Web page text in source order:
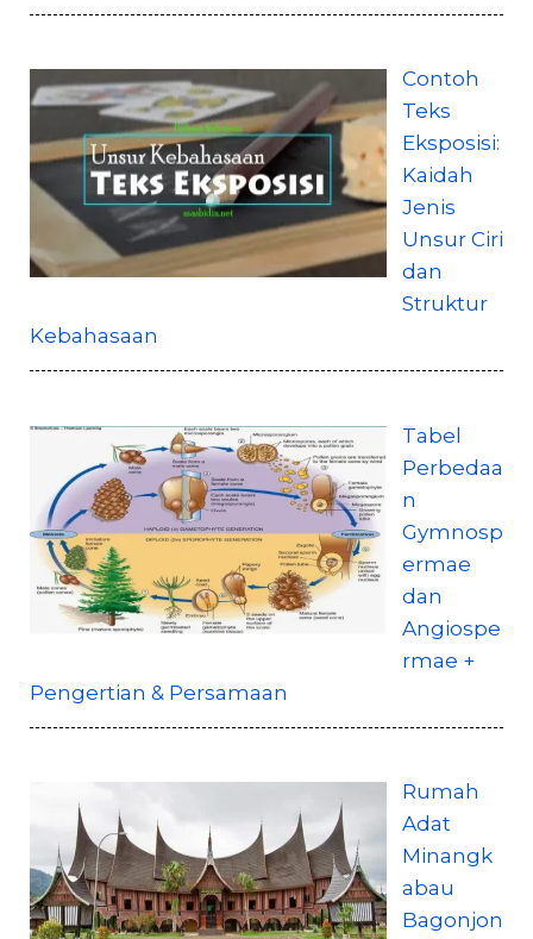
Contoh
Teks
Eksposisi:
Kaidah
Jenis
Unsur Ciri
dan
Struktur
Kebahasaan
Tabel
Perbedaa
n
Gymnosp
ermae
dan
Angiospe
rmae +
Pengertian & Persamaan
Rumah
Adat
Minangk
abau
Bagonjon